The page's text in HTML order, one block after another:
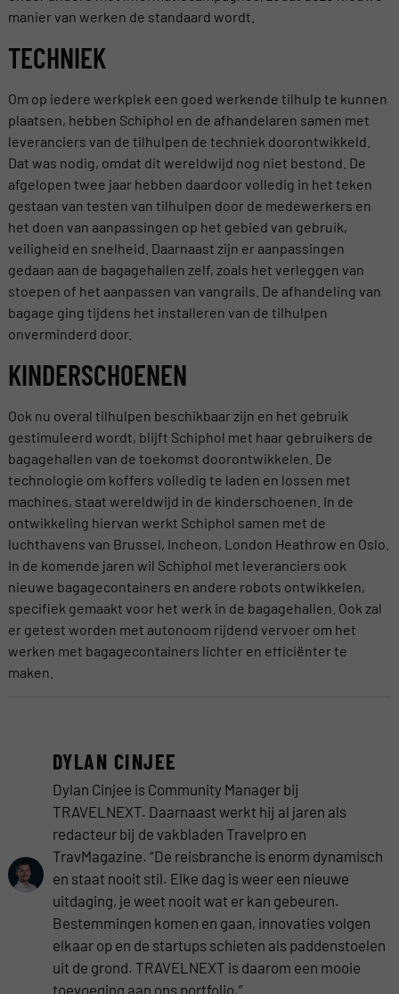
manier van werken de standaard wordt.
TECHNIEK
Om op iedere werkplek een goed werkende tilhulp te kunnen
plaatsen, hebben Schiphol en de afhandelaren samen met
leveranciers van de tilhulpen de techniek doorontwikkeld.
Dat was nodig, omdat dit wereldwijd nog niet bestond. De
afgelopen twee jaar hebben daardoor volledig in het teken
gestaan van testen van tilhulpen door de medewerkers en
het doen van aanpassingen op het gebied van gebruik,
veiligheid en snelheid. Daarnaast zijn er aanpassingen
gedaan aan de bagagehallen zelf, zoals het verleggen van
stoepen of het aanpassen van vangrails. De afhandeling van
bagage ging tijdens het installeren van de tilhulpen
onverminderd door.
KINDERSCHOENEN
Ook nu overal tilhulpen beschikbaar zijn en het gebruik
gestimuleerd wordt, blijft Schiphol met haar gebruikers de
bagagehallen van de toekomst doorontwikkelen. De
technologie om koffers volledig te laden en lossen met
machines, staat wereldwijd in de kinderschoenen. In de
ontwikkeling hiervan werkt Schiphol samen met de
luchthavens van Brussel, Incheon, London Heathrow en Oslo.
In de komende jaren wil Schiphol met leveranciers ook
nieuwe bagagecontainers en andere robots ontwikkelen,
specifiek gemaakt voor het werk in de bagagehallen. Ook zal
er getest worden met autonoom rijdend vervoer om het
werken met bagagecontainers lichter en efficiënter te
maken.
DYLAN CINJEE
Dylan Cinjee is Community Manager bij
TRAVELNEXT. Daarnaast werkt hij al jaren als
redacteur bij de vakbladen Travelpro en
TravMagazine. “De reisbranche is enorm dynamisch
en staat nooit stil. Elke dag is weer een nieuwe
uitdaging, je weet nooit wat er kan gebeuren.
Bestemmingen komen en gaan, innovaties volgen
elkaar op en de startups schieten als paddenstoelen
uit de grond. TRAVELNEXT is daarom een mooie
toevoeging aan ons portfolio.”